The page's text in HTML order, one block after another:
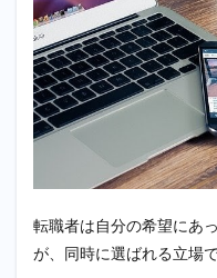
活かし
て！】
満足で
きる経
理への
転職を
転職者は自分の希望にあ
が、同時に選ばれる立場